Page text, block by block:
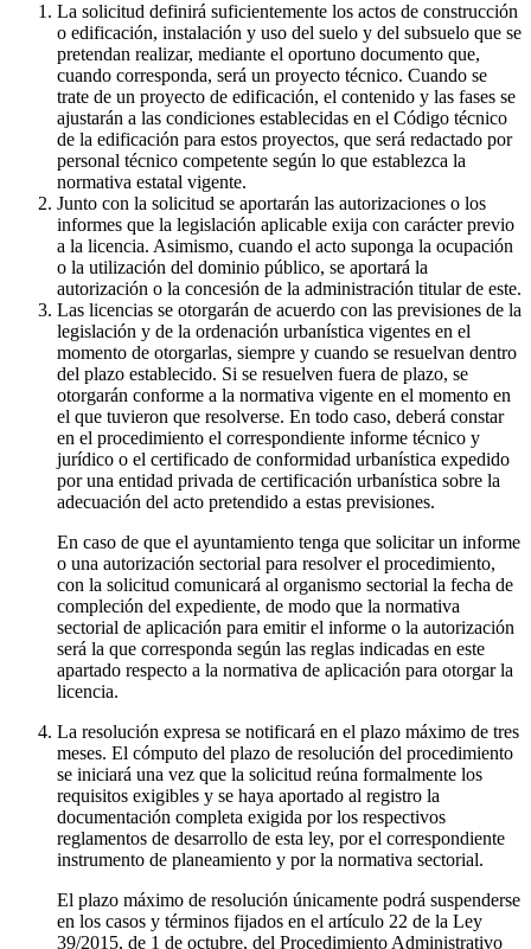
La solicitud definirá suficientemente los actos de construcción
o edificación, instalación y uso del suelo y del subsuelo que se
pretendan realizar, mediante el oportuno documento que,
cuando corresponda, será un proyecto técnico. Cuando se
trate de un proyecto de edificación, el contenido y las fases se
ajustarán a las condiciones establecidas en el Código técnico
de la edificación para estos proyectos, que será redactado por
personal técnico competente según lo que establezca la
normativa estatal vigente.
Junto con la solicitud se aportarán las autorizaciones o los
informes que la legislación aplicable exija con carácter previo
a la licencia. Asimismo, cuando el acto suponga la ocupación
o la utilización del dominio público, se aportará la
autorización o la concesión de la administración titular de este.
Las licencias se otorgarán de acuerdo con las previsiones de la
legislación y de la ordenación urbanística vigentes en el
momento de otorgarlas, siempre y cuando se resuelvan dentro
del plazo establecido. Si se resuelven fuera de plazo, se
otorgarán conforme a la normativa vigente en el momento en
el que tuvieron que resolverse. En todo caso, deberá constar
en el procedimiento el correspondiente informe técnico y
jurídico o el certificado de conformidad urbanística expedido
por una entidad privada de certificación urbanística sobre la
adecuación del acto pretendido a estas previsiones.
En caso de que el ayuntamiento tenga que solicitar un informe
o una autorización sectorial para resolver el procedimiento,
con la solicitud comunicará al organismo sectorial la fecha de
compleción del expediente, de modo que la normativa
sectorial de aplicación para emitir el informe o la autorización
será la que corresponda según las reglas indicadas en este
apartado respecto a la normativa de aplicación para otorgar la
licencia.
La resolución expresa se notificará en el plazo máximo de tres
meses. El cómputo del plazo de resolución del procedimiento
se iniciará una vez que la solicitud reúna formalmente los
requisitos exigibles y se haya aportado al registro la
documentación completa exigida por los respectivos
reglamentos de desarrollo de esta ley, por el correspondiente
instrumento de planeamiento y por la normativa sectorial.
El plazo máximo de resolución únicamente podrá suspenderse
en los casos y términos fijados en el artículo 22 de la Ley
39/2015, de 1 de octubre, del Procedimiento Administrativo